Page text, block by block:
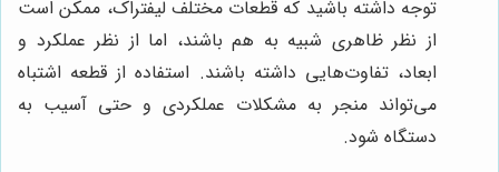
توجه داشته باشید که قطعات مختلف لیفتراک، ممکن است
از نظر ظاهری شبیه به هم باشند، اما از نظر عملکرد و
ابعاد، تفاوت‌هایی داشته باشند. استفاده از قطعه اشتباه
می‌تواند منجر به مشکلات عملکردی و حتی آسیب به
دستگاه شود.